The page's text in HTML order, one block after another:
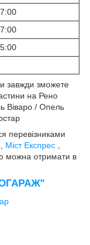
завжди зможете
на Рено
Віваро / Опель
перевізниками
, Міст Експрес ,
можна отримати в